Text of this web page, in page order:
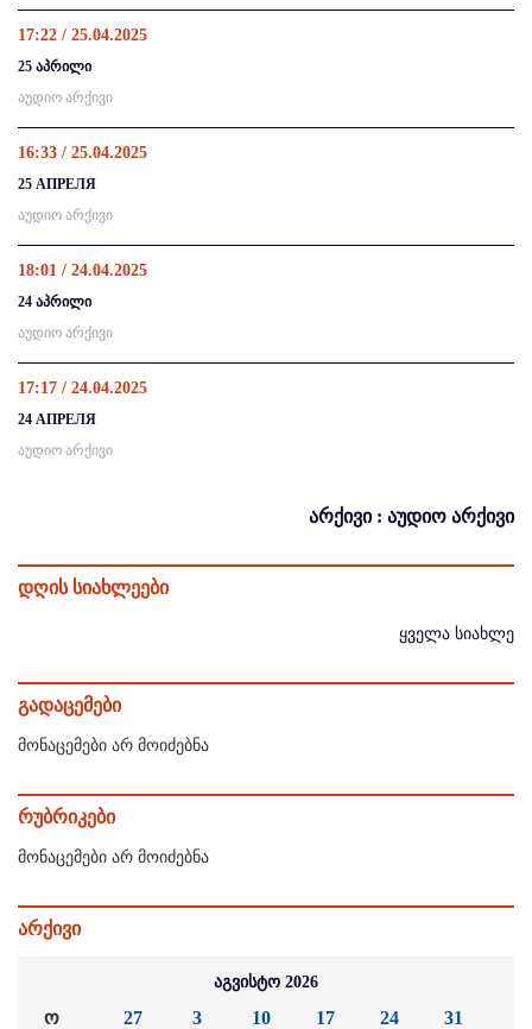
17:22 / 25.04.2025
25 აპრილი
აუდიო არქივი
16:33 / 25.04.2025
25 АПРЕЛЯ
აუდიო არქივი
18:01 / 24.04.2025
24 აპრილი
აუდიო არქივი
17:17 / 24.04.2025
24 АПРЕЛЯ
აუდიო არქივი
არქივი : აუდიო არქივი
დღის სიახლეები
ყველა სიახლე
გადაცემები
მონაცემები არ მოიძებნა
რუბრიკები
მონაცემები არ მოიძებნა
არქივი
აგვისტო 2026
ო 27 3 10 17 24 31